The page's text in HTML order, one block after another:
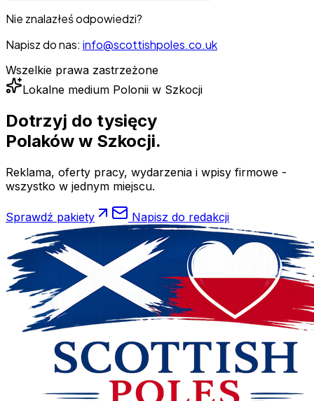
Nie znalazłeś odpowiedzi?
Napisz do nas: info@scottishpoles.co.uk
Wszelkie prawa zastrzeżone
Lokalne medium Polonii w Szkocji
Dotrzyj do tysięcy
Polaków w Szkocji.
Reklama, oferty pracy, wydarzenia i wpisy firmowe -
wszystko w jednym miejscu.
Sprawdź pakiety Napisz do redakcji